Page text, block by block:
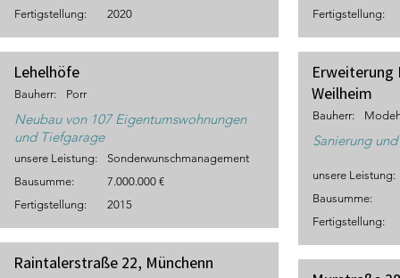
Fertigstellung:
2020
Lehelhöfe
Bauherr: Porr
Neubau von 107 Eigentumswohnungen
und Tiefgarage
unsere Leistung:
Bausumme:
Fertigstellung:
Sonderwunschmanagement
7.000.000 €
2015
Raintalerstraße 22, Münchenn
Fertigstellung:
Erweiterung
Weilheim
Bauherr:
Sanierung
unsere Leistung:
Bausumme:
Fertigstellung: